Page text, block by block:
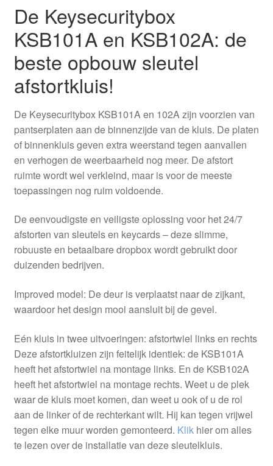
De Keysecuritybox
KSB101A en KSB102A: de
beste opbouw sleutel
afstortkluis!
De Keysecuritybox KSB101A en 102A zijn voorzien van
pantserplaten aan de binnenzijde van de kluis. De platen
of binnenkluis geven extra weerstand tegen aanvallen
en verhogen de weerbaarheid nog meer. De afstort
ruimte wordt wel verkleind, maar is voor de meeste
toepassingen nog ruim voldoende.
De eenvoudigste en veiligste oplossing voor het 24/7
afstorten van sleutels en keycards – deze slimme,
robuuste en betaalbare dropbox wordt gebruikt door
duizenden bedrijven.
Improved model: De deur is verplaatst naar de zijkant,
waardoor het design mooi aansluit bij de gevel.
Eén kluis in twee uitvoeringen: afstortwiel links en rechts
Deze afstortkluizen zijn feitelijk identiek: de KSB101A
heeft het afstortwiel na montage links. En de KSB102A
heeft het afstortwiel na montage rechts. Weet u de plek
waar de kluis moet komen, dan weet u ook of u de rol
aan de linker of de rechterkant wilt. Hij kan tegen vrijwel
tegen elke muur worden gemonteerd. Klikhier om alles
te lezen over de installatie van deze sleutelkluis.